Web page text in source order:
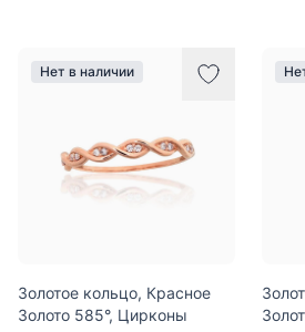
Нет в наличии
Золотое кольцо, Красное
Золото 585°, Цирконы